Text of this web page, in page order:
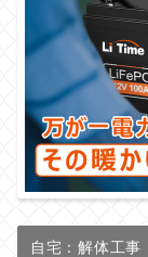
自宅：解体工事